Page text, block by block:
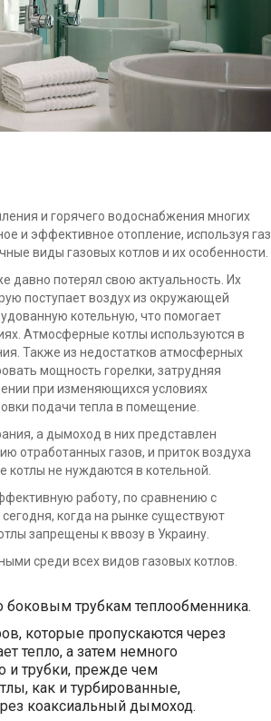
и горячего водоснабжения многих
и эффективное отопление, используя газ
виды газовых котлов и их особенности.
давно потерял свою актуальность. Их
поступает воздух из окружающей
котельную, что помогает
Атмосферные котлы используются в
Также из недостатков атмосферных
мощность горелки, затрудняя
при изменяющихся условиях
подачи тепла в помещение.
а дымоход в них представлен
отработанных газов, и приток воздуха
котлы не нуждаются в котельной.
работу, по сравнению с
когда на рынке существуют
запрещены к ввозу в Украину.
среди всех видов газовых котлов.
боковым трубкам теплообменника.
которые пропускаются через
тепло, а затем немного
и трубки, прежде чем
как и турбированные,
коаксиальный дымоход.